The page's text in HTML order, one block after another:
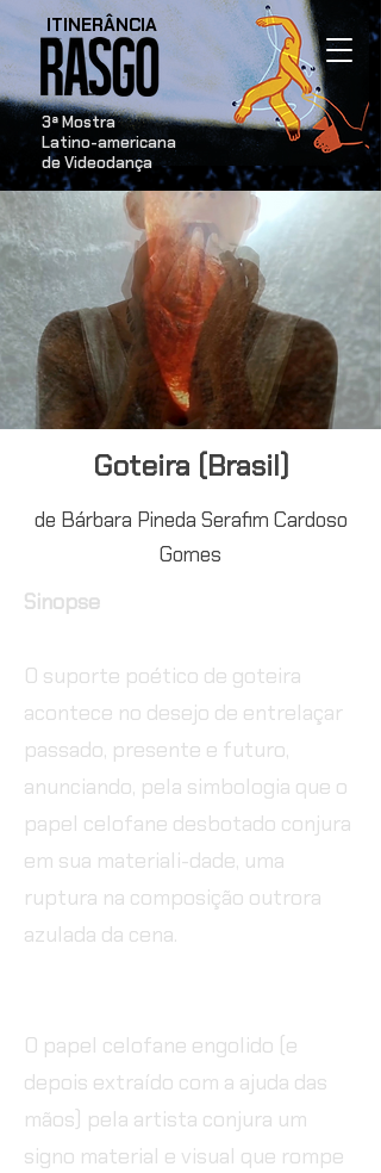
ITINERÂNCIA
​3ª Mostra
Latino-americana
de Videodança
Goteira (Brasil)
de Bárbara Pineda Serafim Cardoso
Gomes
Sinopse
O suporte poético de goteira
acontece no desejo de entrelaçar
passado, presente e futuro,
anunciando, pela simbologia que o
papel celofane desbotado conjura
em sua materiali-dade, uma
ruptura na composição outrora
azulada da cena.
O papel celofane engolido (e
depois extraído com a ajuda das
mãos) pela artista conjura um
signo material e visual que rompe